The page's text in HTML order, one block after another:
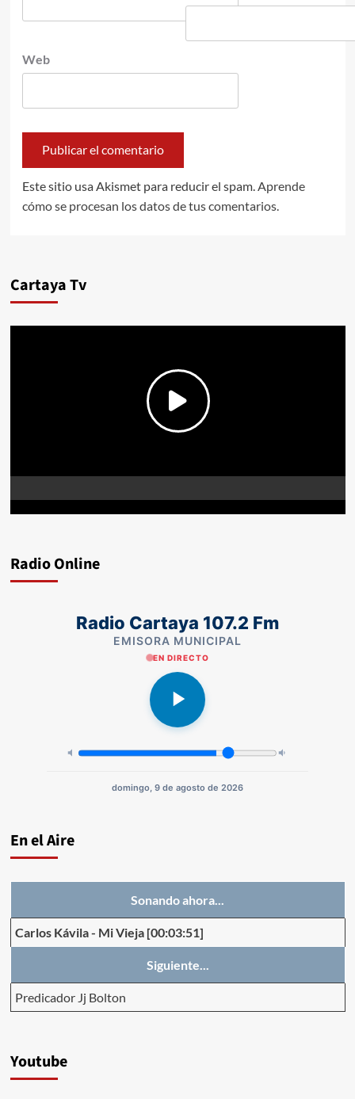
Web
Este sitio usa Akismet para reducir el spam. Aprende
cómo se procesan los datos de tus comentarios.
Cartaya Tv
Radio Online
Radio Cartaya 107.2 Fm
EMISORA MUNICIPAL
EN DIRECTO
domingo, 9 de agosto de 2026
En el Aire
Sonando ahora...
Carlos Kávila- Mi Vieja [00:03:51]
Siguiente...
Predicador Jj Bolton
Youtube